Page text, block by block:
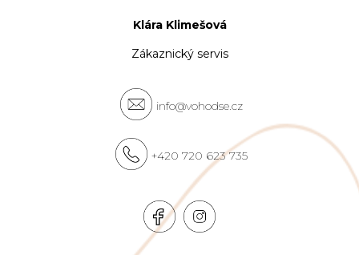
Klára Klimešová
Zákaznický servis
info@vohodse.cz
+420 720 623 735